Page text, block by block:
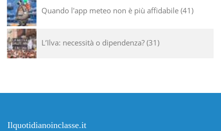
Quando l'app meteo non è più affidabile 41
L’Ilva: necessità o dipendenza? 31
Ilquotidianoinclasse.it